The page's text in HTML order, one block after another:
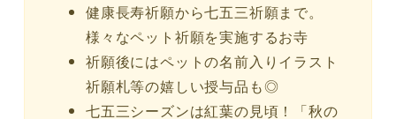
健康長寿祈願から七五三祈願まで。
様々なペット祈願を実施するお寺
祈願後にはペットの名前入りイラスト
祈願札等の嬉しい授与品も◎
七五三シーズンは紅葉の見頃！「秋の